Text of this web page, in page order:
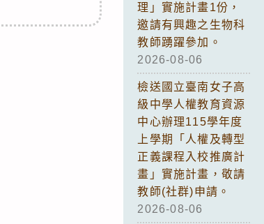
理」實施計畫1份，
邀請有興趣之生物科
教師踴躍參加。
2026-08-06
檢送國立臺南女子高
級中學人權教育資源
中心辦理115學年度
上學期「人權及轉型
正義課程入校推廣計
畫」實施計畫，敬請
教師(社群)申請。
2026-08-06